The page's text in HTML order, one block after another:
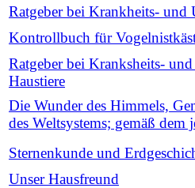
Ratgeber bei Krankheits- und
Kontrollbuch für
Ratgeber bei Kranksheits-
Haustiere
Die Wunder des Himmels,
des Weltsystems; gemäß dem
Sternenkunde und
Unser Hausfreund